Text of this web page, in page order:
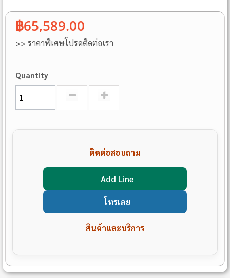
฿65,589.00
>> ราคาพิเศษโปรดติดต่อเรา
Quantity
ติดต่อสอบถาม
Add Line
โทรเลย
สินค้าและบริการ